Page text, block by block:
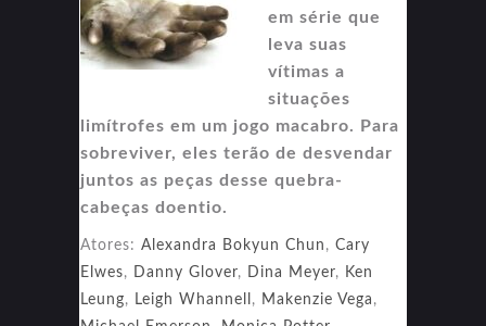
em série que
leva suas
vítimas a
situações
limítrofes em um jogo macabro. Para
sobreviver, eles terão de desvendar
juntos as peças desse quebra-
cabeças doentio.
Atores: Alexandra Bokyun Chun , Cary
Elwes, Danny Glover, Dina Meyer, Ken
Leung, Leigh Whannell , Makenzie Vega ,